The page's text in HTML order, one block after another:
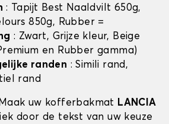
: Tapijt Best Naaldvilt 650g,
850g, Rubber =
: Zwart, Grijze kleur, Beige
en Rubber gamma)
randen : Simili rand,
rand
uw kofferbakmat LANCIA
door de tekst van uw keuze